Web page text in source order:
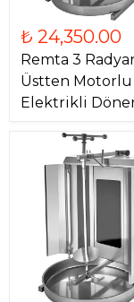
₺ 24,350.00
Remta 3
Üstten Motorlu
Elektrikli Döner